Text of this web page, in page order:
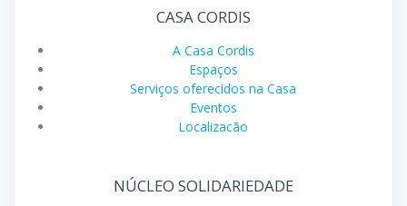
CASA CORDIS
A Casa Cordis
Espaços
Serviços oferecidos na Casa
Eventos
Localizacão
NÚCLEO SOLIDARIEDADE